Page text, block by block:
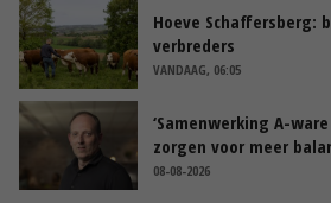
Hoeve Schaffersberg:
verbreders
VANDAAG, 06:05
‘Samenwerking A-
zorgen voor meer
08-08-2026